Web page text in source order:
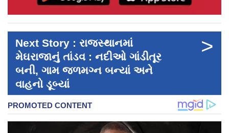
Next Story : રાજસ્થાનમાં
મેઘરાજાનું તાંડવ : નદીઓ ગાંડીતૂર
બની, ગામ જળમગ્ન બન્યાં અને
વાહનો ડૂબ્યાં
>